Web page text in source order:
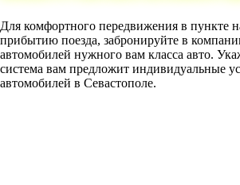
Для комфортного передвижения в пункте
прибытию поезда, забронируйте в
автомобилей нужного вам класса авто.
система вам предложит индивидуальные
автомобилей в Севастополе.